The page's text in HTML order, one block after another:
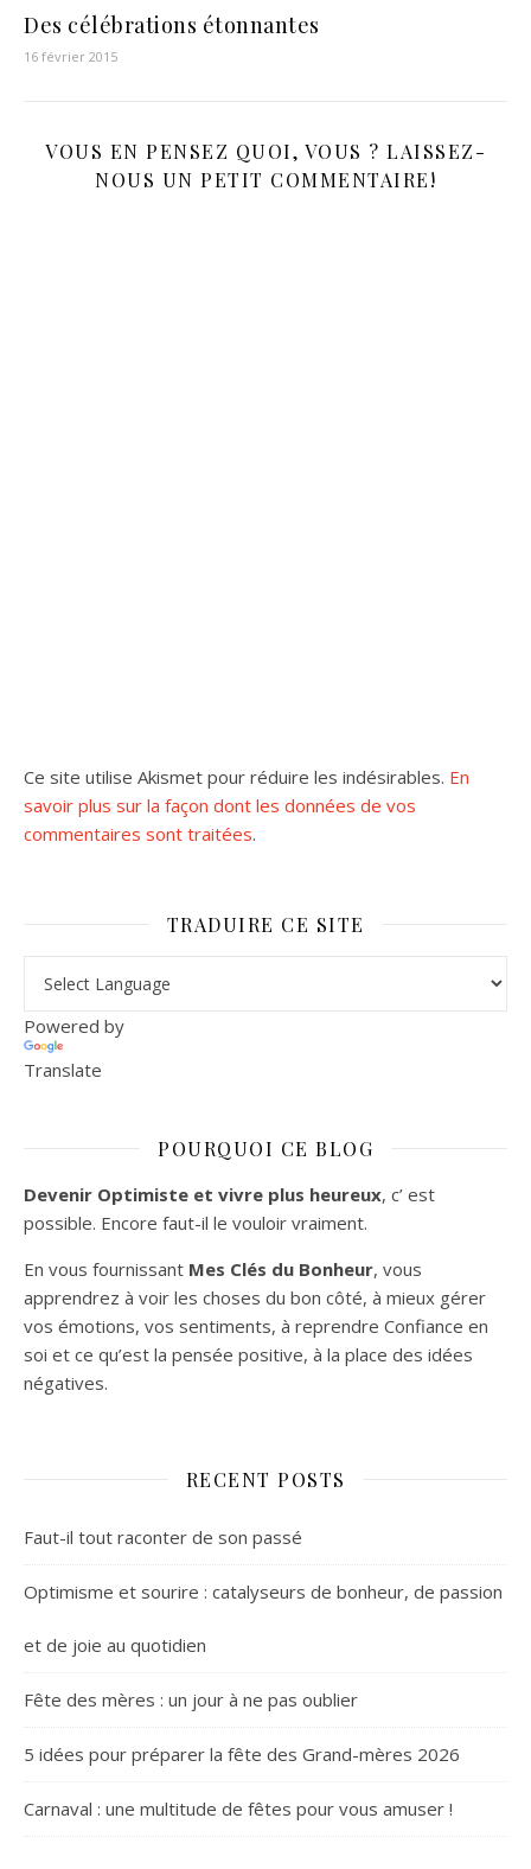
Des célébrations étonnantes
16 février 2015
VOUS EN PENSEZ QUOI, VOUS ? LAISSEZ-
NOUS UN PETIT COMMENTAIRE!
Ce site utilise Akismet pour réduire les indésirables. En
savoir plus sur la façon dont les données de vos
commentaires sont traitées.
TRADUIRE CE SITE
Powered by
Translate
POURQUOI CE BLOG
Devenir Optimiste et vivre plus heureux, c’ est
possible. Encore faut-il le vouloir vraiment.
En vous fournissant Mes Clés du Bonheur, vous
apprendrez à voir les choses du bon côté, à mieux gérer
vos émotions, vos sentiments, à reprendre Confiance en
soi et ce qu’est la pensée positive, à la place des idées
négatives.
RECENT POSTS
Faut-il tout raconter de son passé
Optimisme et sourire : catalyseurs de bonheur, de passion
et de joie au quotidien
Fête des mères : un jour à ne pas oublier
5 idées pour préparer la fête des Grand-mères 2026
Carnaval : une multitude de fêtes pour vous amuser !